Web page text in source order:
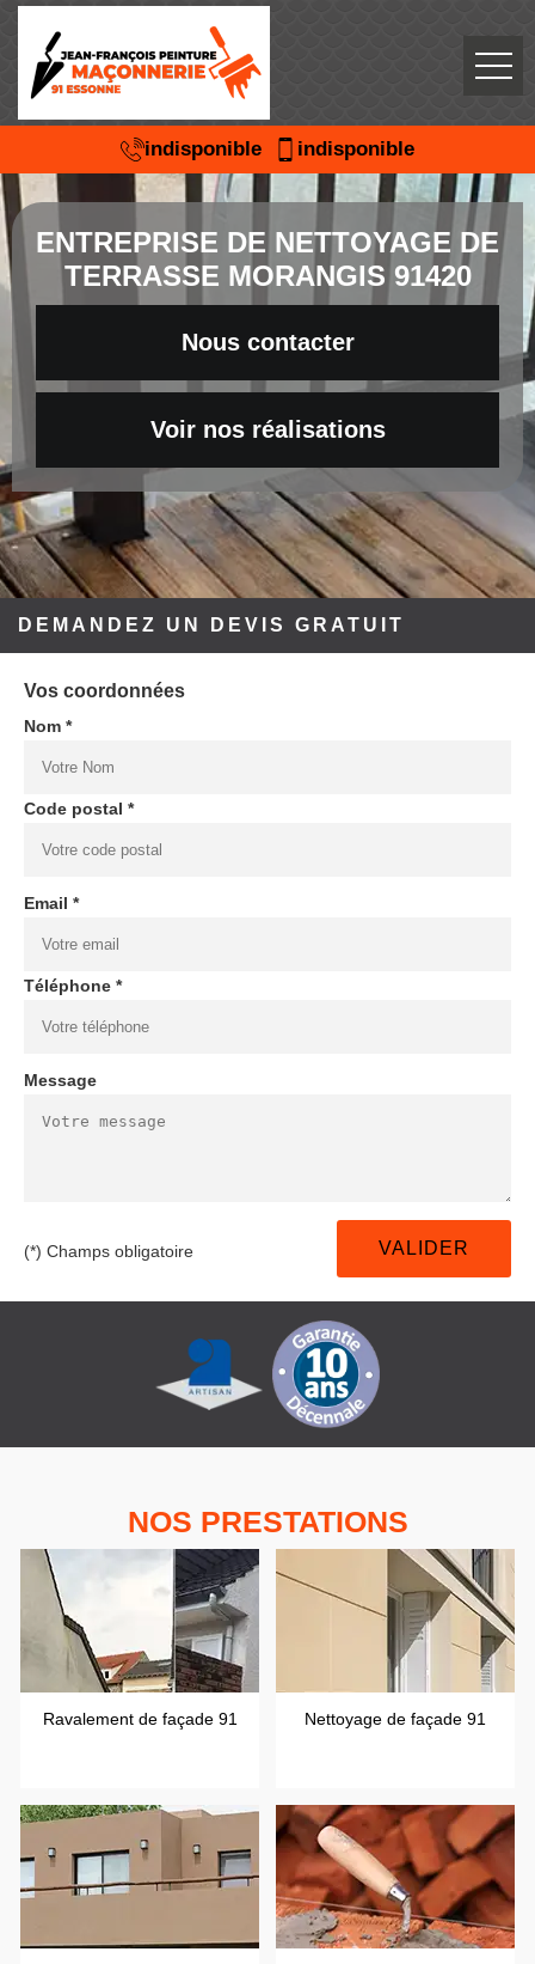
indisponible indisponible
ENTREPRISE DE NETTOYAGE DE
TERRASSE MORANGIS 91420
Nous contacter
Voir nos réalisations
DEMANDEZ UN DEVIS GRATUIT
Vos coordonnées
Nom *
Code postal *
Email *
Téléphone *
Message
(*) Champs obligatoire
NOS PRESTATIONS
Ravalement de façade 91 Nettoyage de façade 91